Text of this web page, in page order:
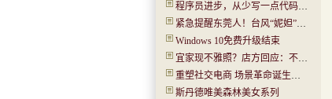
程序员进步，从少写一点代码开始
紧急提醒东莞人！台风“妮妲”今晚或登陆！将有14级大风！
Windows 10免费升级结束
宜家现不雅照？店方回应：不是北京的 已经报警(图)
重塑社交电商 场景革命诞生新机会
斯丹德唯美森林美女系列